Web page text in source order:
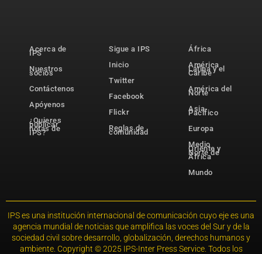
Acerca de
IPS
Nuestros
socios
Contáctenos
Apóyenos
¿Quieres
publicar
notas de
IPS?
Sigue a IPS
Inicio
Twitter
Facebook
Flickr
Reglas de
comunidad
África
América
Latina y el
Caribe
América del
Norte
Asia-
Pacífico
Europa
Medio
Oriente y
Norte de
África
Mundo
IPS es una institución internacional de comunicación cuyo eje es una
agencia mundial de noticias que amplifica las voces del Sur y de la
sociedad civil sobre desarrollo, globalización, derechos humanos y
ambiente. Copyright © 2025 IPS-Inter Press Service. Todos los